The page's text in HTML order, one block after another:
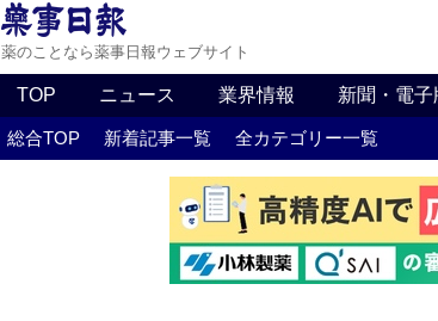
薬のことなら薬事日報ウェブサイト
TOP ニュース 業界情報 新聞・電子
総合TOP 新着記事一覧 全カテゴリー一覧